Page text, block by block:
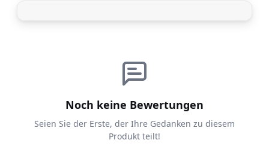
Noch keine Bewertungen
Seien Sie der Erste, der Ihre Gedanken zu diesem
Produkt teilt!